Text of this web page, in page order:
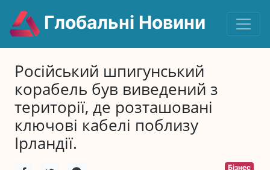
Глобальні Новини
Російський шпигунський
корабель був виведений з
території, де розташовані
ключові кабелі поблизу
Ірландії.
Бізнес